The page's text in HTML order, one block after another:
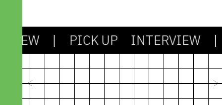
| PICK UP INTERVIEW |
社会も課題もシンプルじゃない。
剥き出しの「わからなさ」との対
2024.03.13
機能不全のシ
林篤志｜
paramita